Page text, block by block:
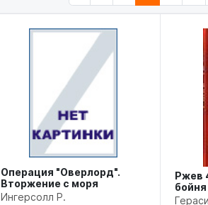
Операция "Оверлорд".
Вторжение с моря
Ингерсолл Р.
Ржев
бойня